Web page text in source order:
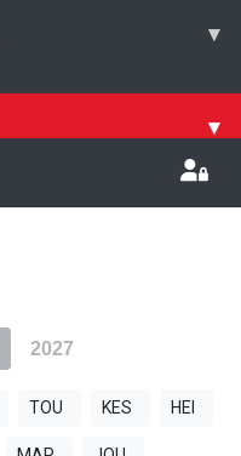
▾
▾
2027
TOU KES HEI